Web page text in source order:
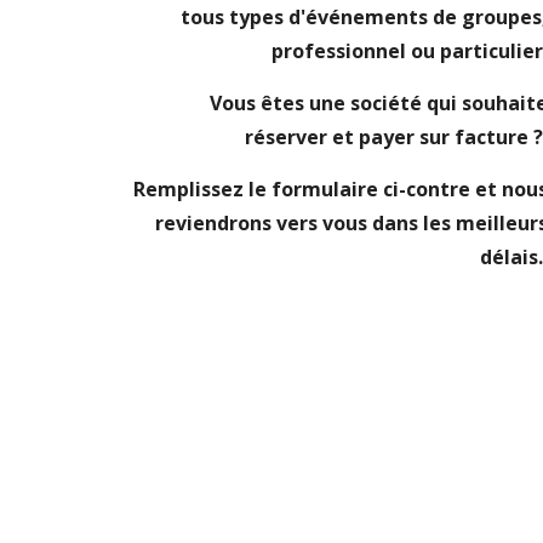
tous types d'événements de
professionnel ou
Vous êtes une société qui
réserver et payer sur facture ?
Remplissez le formulaire ci-contre et
reviendrons vers vous dans les
délais.